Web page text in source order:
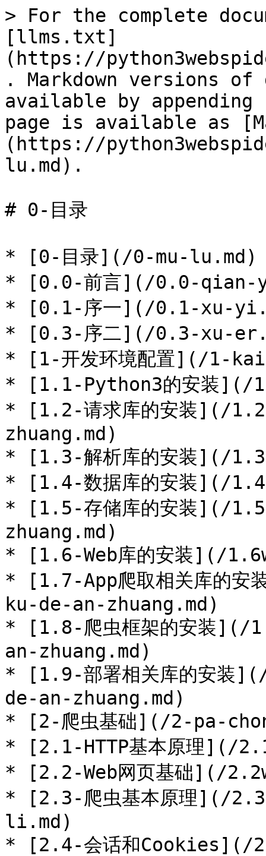
> For the complete
[llms.txt]
(https://
. Markdown versions of
available by
page is available as
(https://
lu.md).
# 0-目录
* [0-目录](/0-mu-lu.md)
* [0.0-前言](/0.0-qian-
* [0.1-序一](/0.1-xu-
* [0.3-序二](/0.3-xu-
* [1-开发环境配置](/1-
* [1.1-Python3的安装](/
* [1.2-请求库的安装](/
zhuang.md)
* [1.3-解析库的安装](/
* [1.4-数据库的安装](/
* [1.5-存储库的安装](/
zhuang.md)
* [1.6-Web库的安装](/
* [1.7-App爬取相关库的
ku-de-an-zhuang.md)
* [1.8-爬虫框架的安装
an-zhuang.md)
* [1.9-部署相关库的安装
de-an-zhuang.md)
* [2-爬虫基础](/2-pa-
* [2.1-HTTP基本原理
* [2.2-Web网页基础](/
* [2.3-爬虫基本原理](/
li.md)
* [2.4-会话和Cookies](/